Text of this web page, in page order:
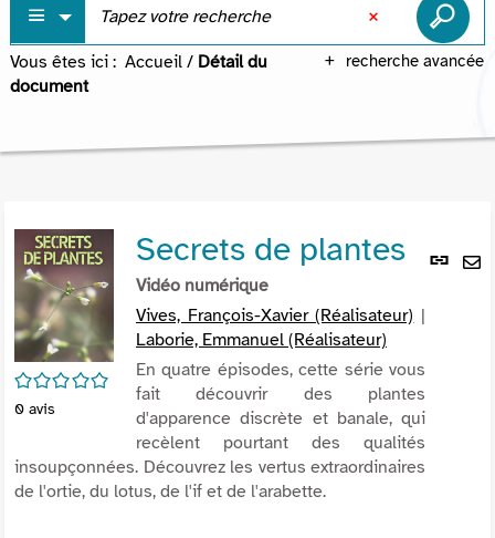
recherche avancée
Vous êtes ici : Accueil / Détail du
document
Lien
/5
0 avis
Secrets de plantes
Vidéo numérique
Vives, François-Xavier (Réalisateur) |
Laborie, Emmanuel (Réalisateur)
En quatre épisodes, cette série vous
fait découvrir des plantes
d'apparence discrète et banale, qui
recèlent pourtant des qualités
insoupçonnées. Découvrez les vertus extraordinaires
de l'ortie, du lotus, de l'if et de l'arabette.